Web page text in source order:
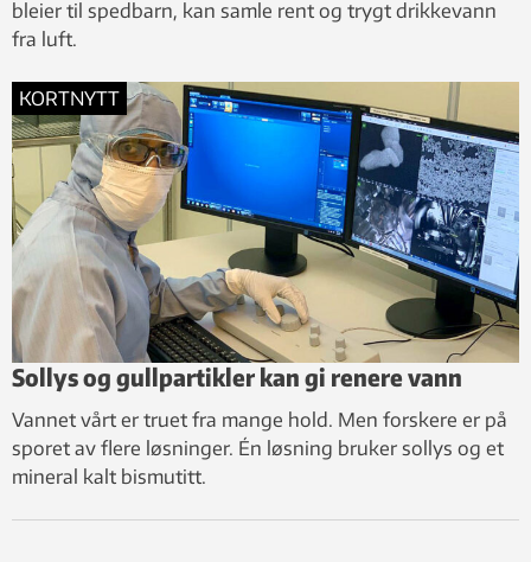
bleier til spedbarn, kan samle rent og trygt drikkevann
fra luft.
KORTNYTT
Sollys og gullpartikler kan gi renere vann
Vannet vårt er truet fra mange hold. Men forskere er på
sporet av flere løsninger. Én løsning bruker sollys og et
mineral kalt bismutitt.